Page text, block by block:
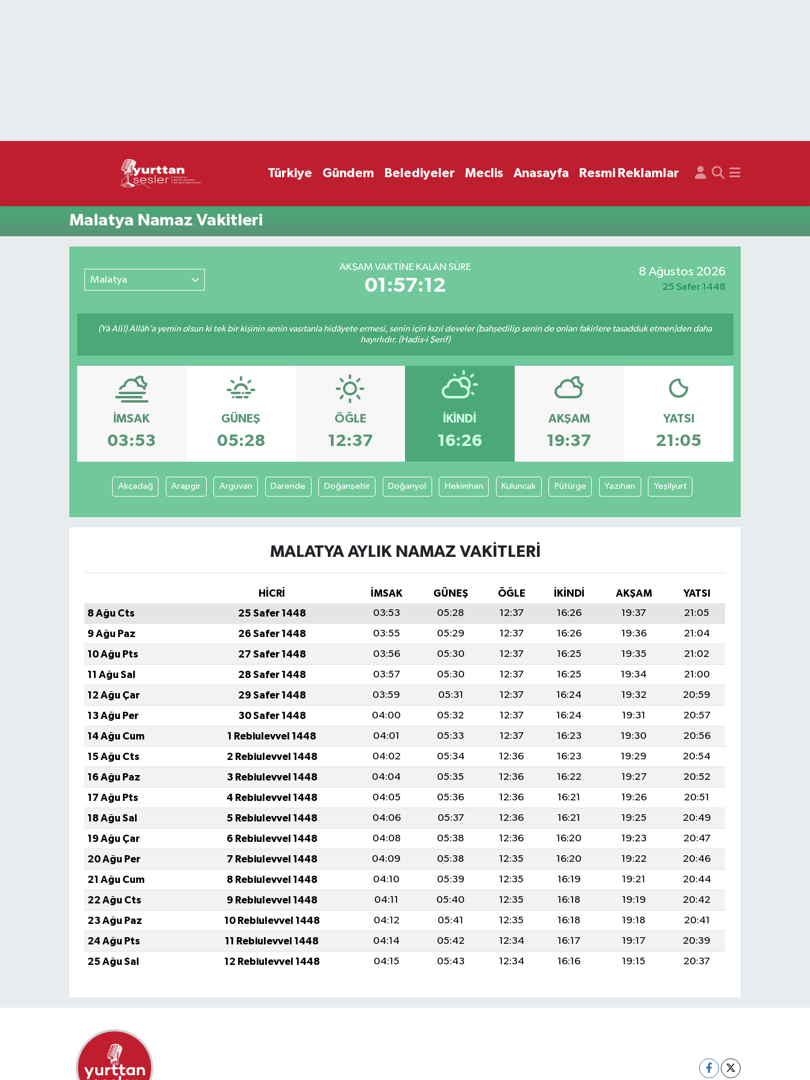
Türkiye Gündem Belediyeler Meclis Anasayfa Resmi Reklamlar
Malatya Namaz Vakitleri
Malatya
AKŞAM VAKTİNE KALAN SÜRE
01:57:12
8 Ağustos 2026
25 Safer 1448
(Yâ Ali!) Allâh’a yemin olsun ki tek bir kişinin senin vasıtanla hidâyete ermesi, senin için kızıl develer (bahşedilip senin de onları fakirlere tasadduk etmen)den daha
hayırlıdır. (Hadis-i Şerif)
İMSAK
03:53
GÜNEŞ
05:28
ÖĞLE
12:37
İKINDI
16:26
AKŞAM
19:37
YATSI
21:05
Akçadağ Arapgir Arguvan Darende Doğanşehir Doğanyol Hekimhan Kuluncak Pütürge Yazıhan Yeşilyurt
MALATYA AYLIK NAMAZ VAKITLERI
HİCRİ İMSAK GÜNEŞ ÖĞLE İKINDI AKŞAM
YATSI
8 Ağu Cts
25 Safer 1448 03:53 05:28 12:37 16:26 19:37
21:05
9 Ağu Paz
26 Safer 1448 03:55 05:29 12:37 16:26 19:36
21:04
10 Ağu Pts
27 Safer 1448 03:56 05:30 12:37 16:25 19:35
21:02
11 Ağu Sal
28 Safer 1448 03:57 05:30 12:37 16:25 19:34
21:00
12 Ağu Çar
29 Safer 1448 03:59 05:31 12:37 16:24 19:32
20:59
13 Ağu Per
30 Safer 1448 04:00 05:32 12:37 16:24 19:31
20:57
14 Ağu Cum
1 Rebiulevvel 1448 04:01 05:33 12:37 16:23 19:30
20:56
15 Ağu Cts
2 Rebiulevvel 1448 04:02 05:34 12:36 16:23 19:29
20:54
16 Ağu Paz
3 Rebiulevvel 1448 04:04 05:35 12:36 16:22 19:27
20:52
17 Ağu Pts
4 Rebiulevvel 1448 04:05 05:36 12:36 16:21 19:26
20:51
18 Ağu Sal
5 Rebiulevvel 1448 04:06 05:37 12:36 16:21 19:25
20:49
19 Ağu Çar
6 Rebiulevvel 1448 04:08 05:38 12:36 16:20 19:23
20:47
20 Ağu Per
7 Rebiulevvel 1448 04:09 05:38 12:35 16:20 19:22
20:46
21 Ağu Cum
8 Rebiulevvel 1448 04:10 05:39 12:35 16:19 19:21
20:44
22 Ağu Cts
9 Rebiulevvel 1448 04:11 05:40 12:35 16:18 19:19
20:42
23 Ağu Paz
10 Rebiulevvel 1448 04:12 05:41 12:35 16:18 19:18
20:41
24 Ağu Pts
11 Rebiulevvel 1448 04:14 05:42 12:34 16:17 19:17
20:39
25 Ağu Sal
12 Rebiulevvel 1448 04:15 05:43 12:34 16:16 19:15 20:37
Süper Lig Puan Durumu ve Fikstür
Son Dakika Haberleri